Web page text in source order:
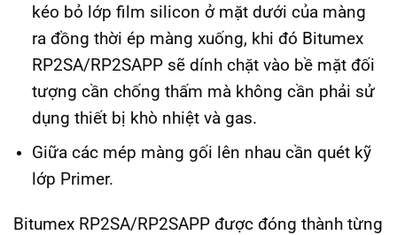
kéo bỏ lớp film silicon ở mặt dưới của màng
ra đồng thời ép màng xuống, khi đó Bitumex
RP2SA/RP2SAPP sẽ dính chặt vào bề mặt đối
tượng cần chống thấm mà không cần phải sử
dụng thiết bị khò nhiệt và gas.
Giữa các mép màng gối lên nhau cần quét kỹ
lớp Primer.
Bitumex RP2SA/RP2SAPP được đóng thành từng